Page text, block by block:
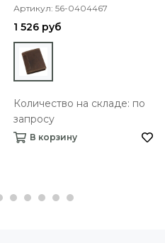
Артикул: 56-0404467
1 526 руб
Количество на складе: по
запросу
В корзину